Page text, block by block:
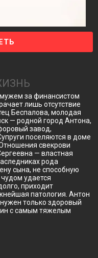
за финансистом
лишь отсутствие
Беспалова, молодая
— родной город Антона,
завод,
поселяются в доме
свекрови
— властная
рода
сына, не способную
удается
приходит
патология. Антон
только здоровый
с самым тяжелым